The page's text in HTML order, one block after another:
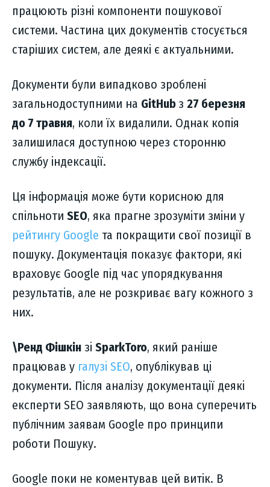
працюють різні компоненти пошукової
системи. Частина цих документів стосується
старіших систем, але деякі є актуальними.
Документи були випадково зроблені
загальнодоступними на GitHub з 27 березня
до 7 травня, коли їх видалили. Однак копія
залишилася доступною через сторонню
службу індексації.
Ця інформація може бути корисною для
спільноти SEO, яка прагне зрозуміти зміни у
рейтингу Google та покращити свої позиції в
пошуку. Документація показує фактори, які
враховує Google під час упорядкування
результатів, але не розкриває вагу кожного з
них.
\Ренд Фішкін зі SparkToro, який раніше
працював у галузі SEO, опублікував ці
документи. Після аналізу документації деякі
експерти SEO заявляють, що вона суперечить
публічним заявам Google про принципи
роботи Пошуку.
Google поки не коментував цей витік. В